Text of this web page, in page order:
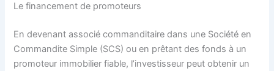
Le financement de promoteurs
En devenant associé commanditaire dans une Société en
Commandite Simple (SCS) ou en prêtant des fonds à un
promoteur immobilier fiable, l’investisseur peut obtenir un